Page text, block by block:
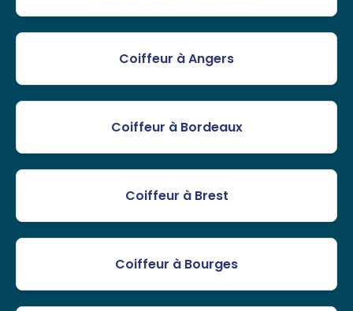
Coiffeur à Angers
Coiffeur à Bordeaux
Coiffeur à Brest
Coiffeur à Bourges